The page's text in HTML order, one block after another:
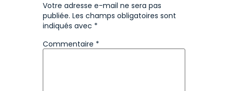
Votre adresse e-mail ne sera pas
publiée. Les champs obligatoires sont
indiqués avec *
Commentaire *